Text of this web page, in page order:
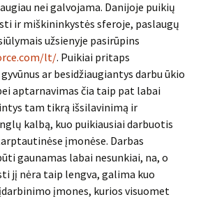
nei galvojama. Danijoje puikių
ir miškininkystės sferoje, paslaugų
užsienyje pasirūpins
lt/. Puikiai pritaps
ar besidžiaugiantys darbu ūkio
aptarnavimas čia taip pat labai
tam tikrą išsilavinimą ir
kalbą, kuo puikiausiai darbuotis
įmonėse. Darbas
gaunamas labai nesunkiai, na, o
jį nėra taip lengva, galima kuo
įmones, kurios visuomet